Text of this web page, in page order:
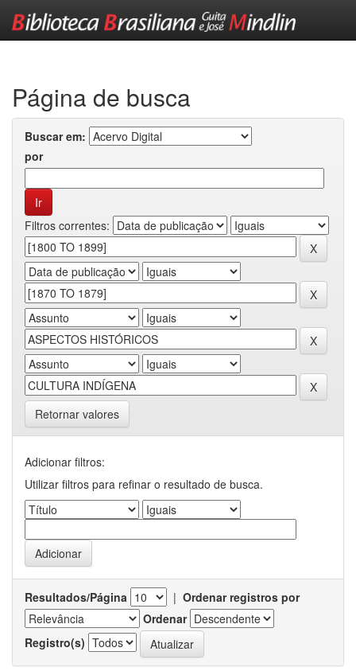
Página de busca
Buscar em:
por
Filtros correntes:
Retornar valores
Adicionar filtros:
Utilizar filtros para refinar o resultado de busca.
Resultados/Página | Ordenar registros por
Ordenar
Registro(s)